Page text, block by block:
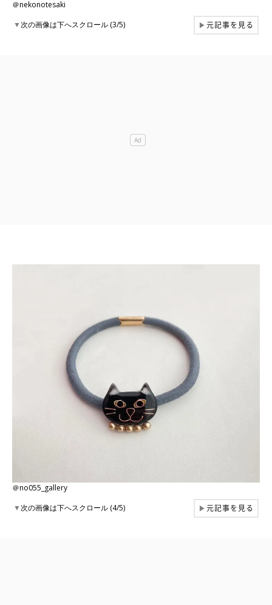
＠nekonotesaki
▼次の画像は下へスクロール (3/5) ▶元記事を見る
＠no055_gallery
▼次の画像は下へスクロール (4/5) ▶元記事を見る